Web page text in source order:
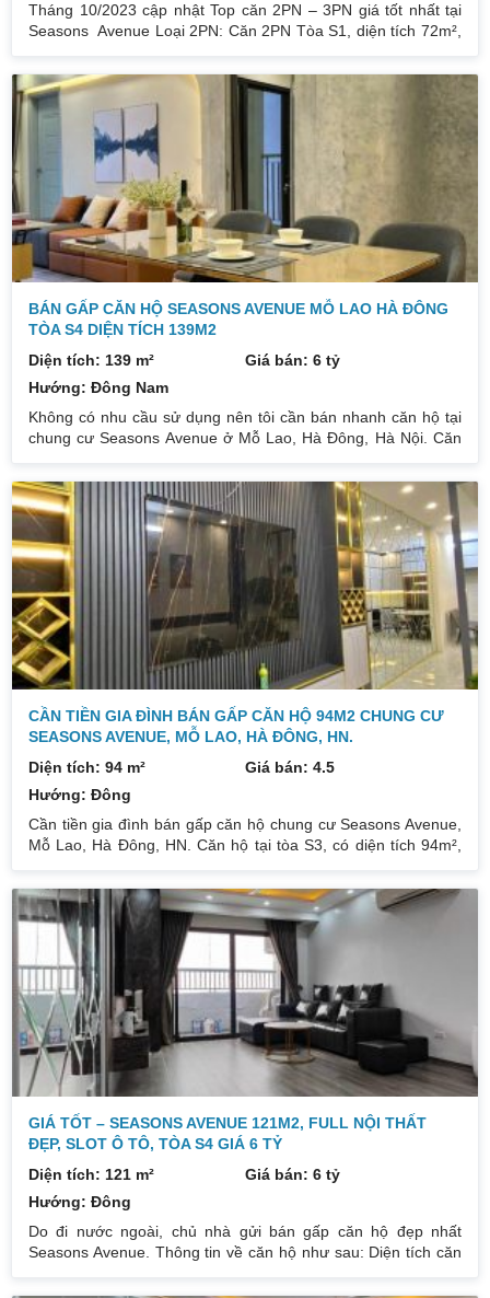
Tháng 10/2023 cập nhật Top căn 2PN – 3PN giá tốt nhất tại
Seasons Avenue Loại 2PN: Căn 2PN Tòa S1, diện tích 72m²,
full đồ – Giá chỉ từ 3,5 tỷ. Căn 2PN Tòa S3 diện tích 75m², full
đồ – Giá chỉ từ 3,5 tỷ có slot oto. Căn 2PN Tòa S4 diện tích
85m², full đồ – Giá chỉ từ 3,9 tỷ. Loại 3PN: Căn 2PN Tòa S1,
diện tích 105m², full
BÁN GẤP CĂN HỘ SEASONS AVENUE MỖ LAO HÀ ĐÔNG
TÒA S4 DIỆN TÍCH 139M2
Diện tích: 139 m²
Giá bán: 6 tỷ
Hướng: Đông Nam
Không có nhu cầu sử dụng nên tôi cần bán nhanh căn hộ tại
chung cư Seasons Avenue ở Mỗ Lao, Hà Đông, Hà Nội. Căn
phòng giúp việc, 3 nhà vệ sinh (có thể sửa làm 2 NVS nếu ko
có nhu cầu). Phòng khách cực rộng thoáng, các phòng ngủ
thoải mái dt sử dụng. Nhà có hướng ban công Đông Bắc nhìn
thành phố thoáng và 1 góc Tây Bắc nhìn ra hồ
CẦN TIỀN GIA ĐÌNH BÁN GẤP CĂN HỘ 94M2 CHUNG CƯ
SEASONS AVENUE, MỖ LAO, HÀ ĐÔNG, HN.
Diện tích: 94 m²
Giá bán: 4.5
Hướng: Đông
Cần tiền gia đình bán gấp căn hộ chung cư Seasons Avenue,
Mỗ Lao, Hà Đông, HN. Căn hộ tại tòa S3, có diện tích 94m²,
công hướng Tây Bắc thoáng, view thành phố thoáng. Nhà để
lại đồ liền tường, khách mua có thể tự thiết kế theo ý mình.
Giá bán: 4,5 tỷ (có thương lượng nếu khách thiện chí mua).
Xem nhà báo trước cho e 30′ là có thể xem nhà. Liên
GIÁ TỐT – SEASONS AVENUE 121M2, FULL NỘI THẤT
ĐẸP, SLOT Ô TÔ, TÒA S4 GIÁ 6 TỶ
Diện tích: 121 m²
Giá bán: 6 tỷ
Hướng: Đông
Do đi nước ngoài, chủ nhà gửi bán gấp căn hộ đẹp nhất
Seasons Avenue. Thông tin về căn hộ như sau: Diện tích căn
đầu tư nội thất sang xịn, toàn bộ đều là đồ cao cấp. Nhà